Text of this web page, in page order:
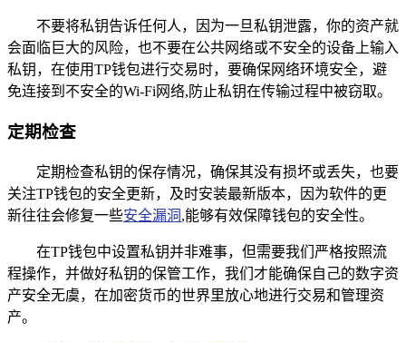
不要将私钥告诉任何人，因为一旦私钥泄露，你的资产就
会面临巨大的风险，也不要在公共网络或不安全的设备上输入
私钥，在使用TP钱包进行交易时，要确保网络环境安全，避
免连接到不安全的Wi-Fi网络,防止私钥在传输过程中被窃取。
定期检查
定期检查私钥的保存情况，确保其没有损坏或丢失，也要
关注TP钱包的安全更新，及时安装最新版本，因为软件的更
新往往会修复一些安全漏洞 ,能够有效保障钱包的安全性。
在TP钱包中设置私钥并非难事，但需要我们严格按照流
程操作，并做好私钥的保管工作，我们才能确保自己的数字资
产安全无虞，在加密货币的世界里放心地进行交易和管理资
产。